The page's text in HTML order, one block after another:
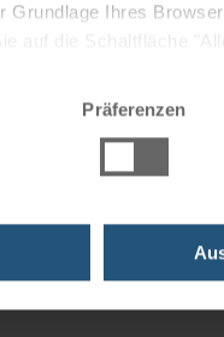
Grundlage Ihres
Präferenzen
Radtour
und eine
hat
machten,
solche Tour zu